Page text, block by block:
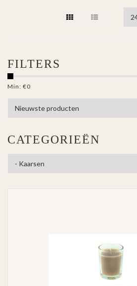
FILTERS
Min: €0
CATEGORIEËN